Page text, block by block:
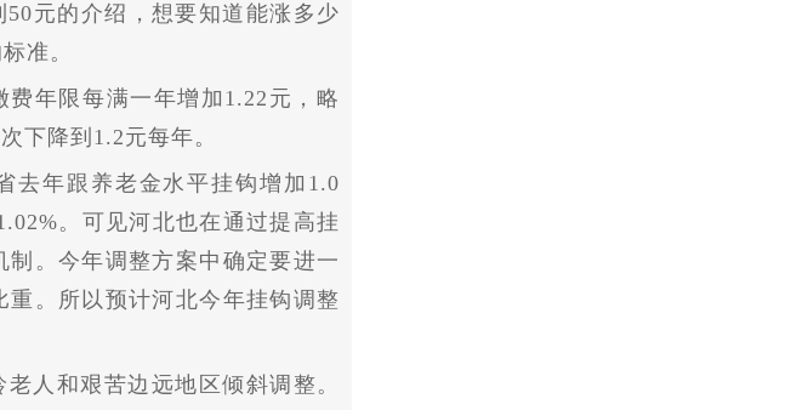
元的介绍，想要知道能涨多少
准。
年限每满一年增加1.22元，略
下降到1.2元每年。
去年跟养老金水平挂钩增加1.0
。可见河北也在通过提高挂
。今年调整方案中确定要进一
。所以预计河北今年挂钩调整
人和艰苦边远地区倾斜调整。